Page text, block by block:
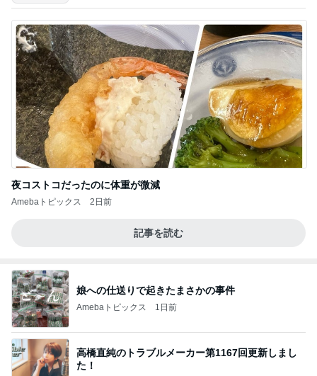
夜コストコだったのに体重が微減
Amebaトピックス 2日前
記事を読む
娘への仕送りで起きたまさかの事件
Amebaトピックス 1日前
高橋直純のトラブルメーカー第1167回更新しまし
た！